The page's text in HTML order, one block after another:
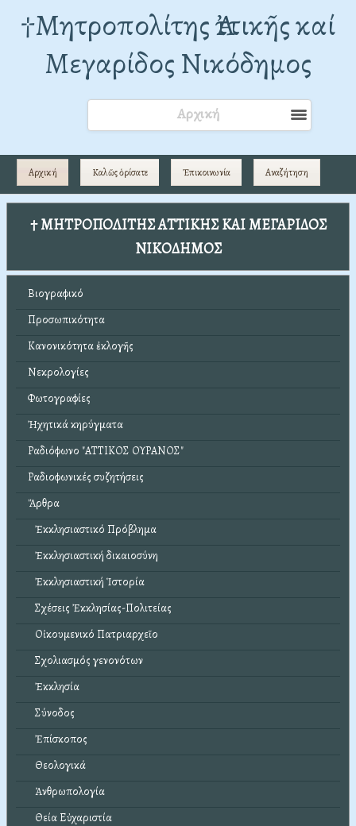
†Mητροπολίτης Ἀττικῆς καί
Μεγαρίδος Νικόδημος
Αρχική
Αρχική Καλῶς ὁρίσατε Ἐπικοινωνία Αναζήτηση
† ΜΗΤΡΟΠΟΛΙΤΗΣ ΑΤΤΙΚΗΣ ΚΑΙ ΜΕΓΑΡΙΔΟΣ
ΝΙΚΟΔΗΜΟΣ
Βιογραφικό
Προσωπικότητα
Κανονικότητα ἐκλογῆς
Νεκρολογίες
Φωτογραφίες
Ἠχητικά κηρύγματα
Ραδιόφωνο "ΑΤΤΙΚΟΣ ΟΥΡΑΝΟΣ"
Ραδιοφωνικές συζητήσεις
Ἄρθρα
Ἐκκλησιαστικό Πρόβλημα
Ἐκκλησιαστική δικαιοσύνη
Ἐκκλησιαστική Ἱστορία
Σχέσεις Ἐκκλησίας-Πολιτείας
Οἰκουμενικό Πατριαρχεῖο
Σχολιασμός γενονότων
Ἐκκλησία
Σύνοδος
Ἐπίσκοπος
Θεολογικά
Ἀνθρωπολογία
Θεία Εὐχαριστία